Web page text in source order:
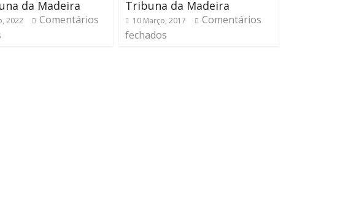
da Madeira
2022
Comentários
Tribuna da Madeira
10 Março, 2017
Comentários
fechados